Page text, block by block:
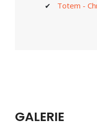
Totem -
GALERIE